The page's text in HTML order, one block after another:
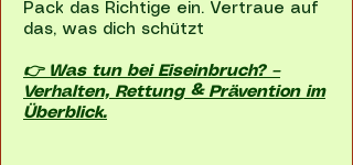
Pack das Richtige ein. Vertraue auf
das, was dich schützt
👉 Was tun bei Eiseinbruch? –
Verhalten, Rettung & Prävention im
Überblick.